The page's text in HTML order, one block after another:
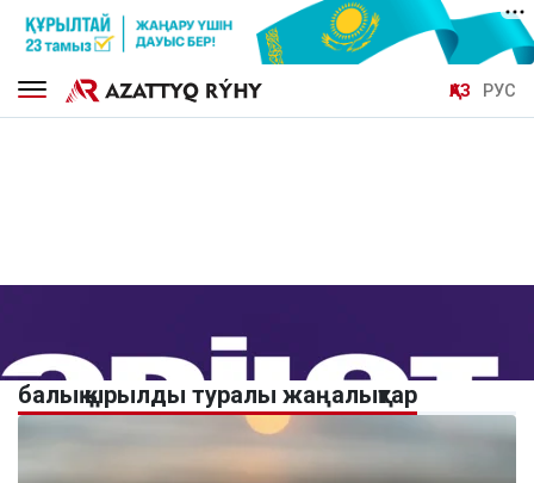
ҚАЗ РУС
балық қырылды туралы жаңалықтар